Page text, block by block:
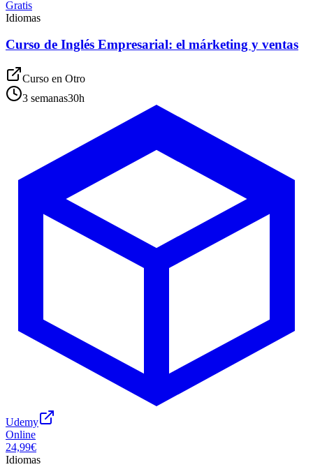
Gratis
Idiomas
Curso de Inglés Empresarial: el márketing y ventas
Curso en Otro
3 semanas30h
Udemy
Online
24,99€
Idiomas